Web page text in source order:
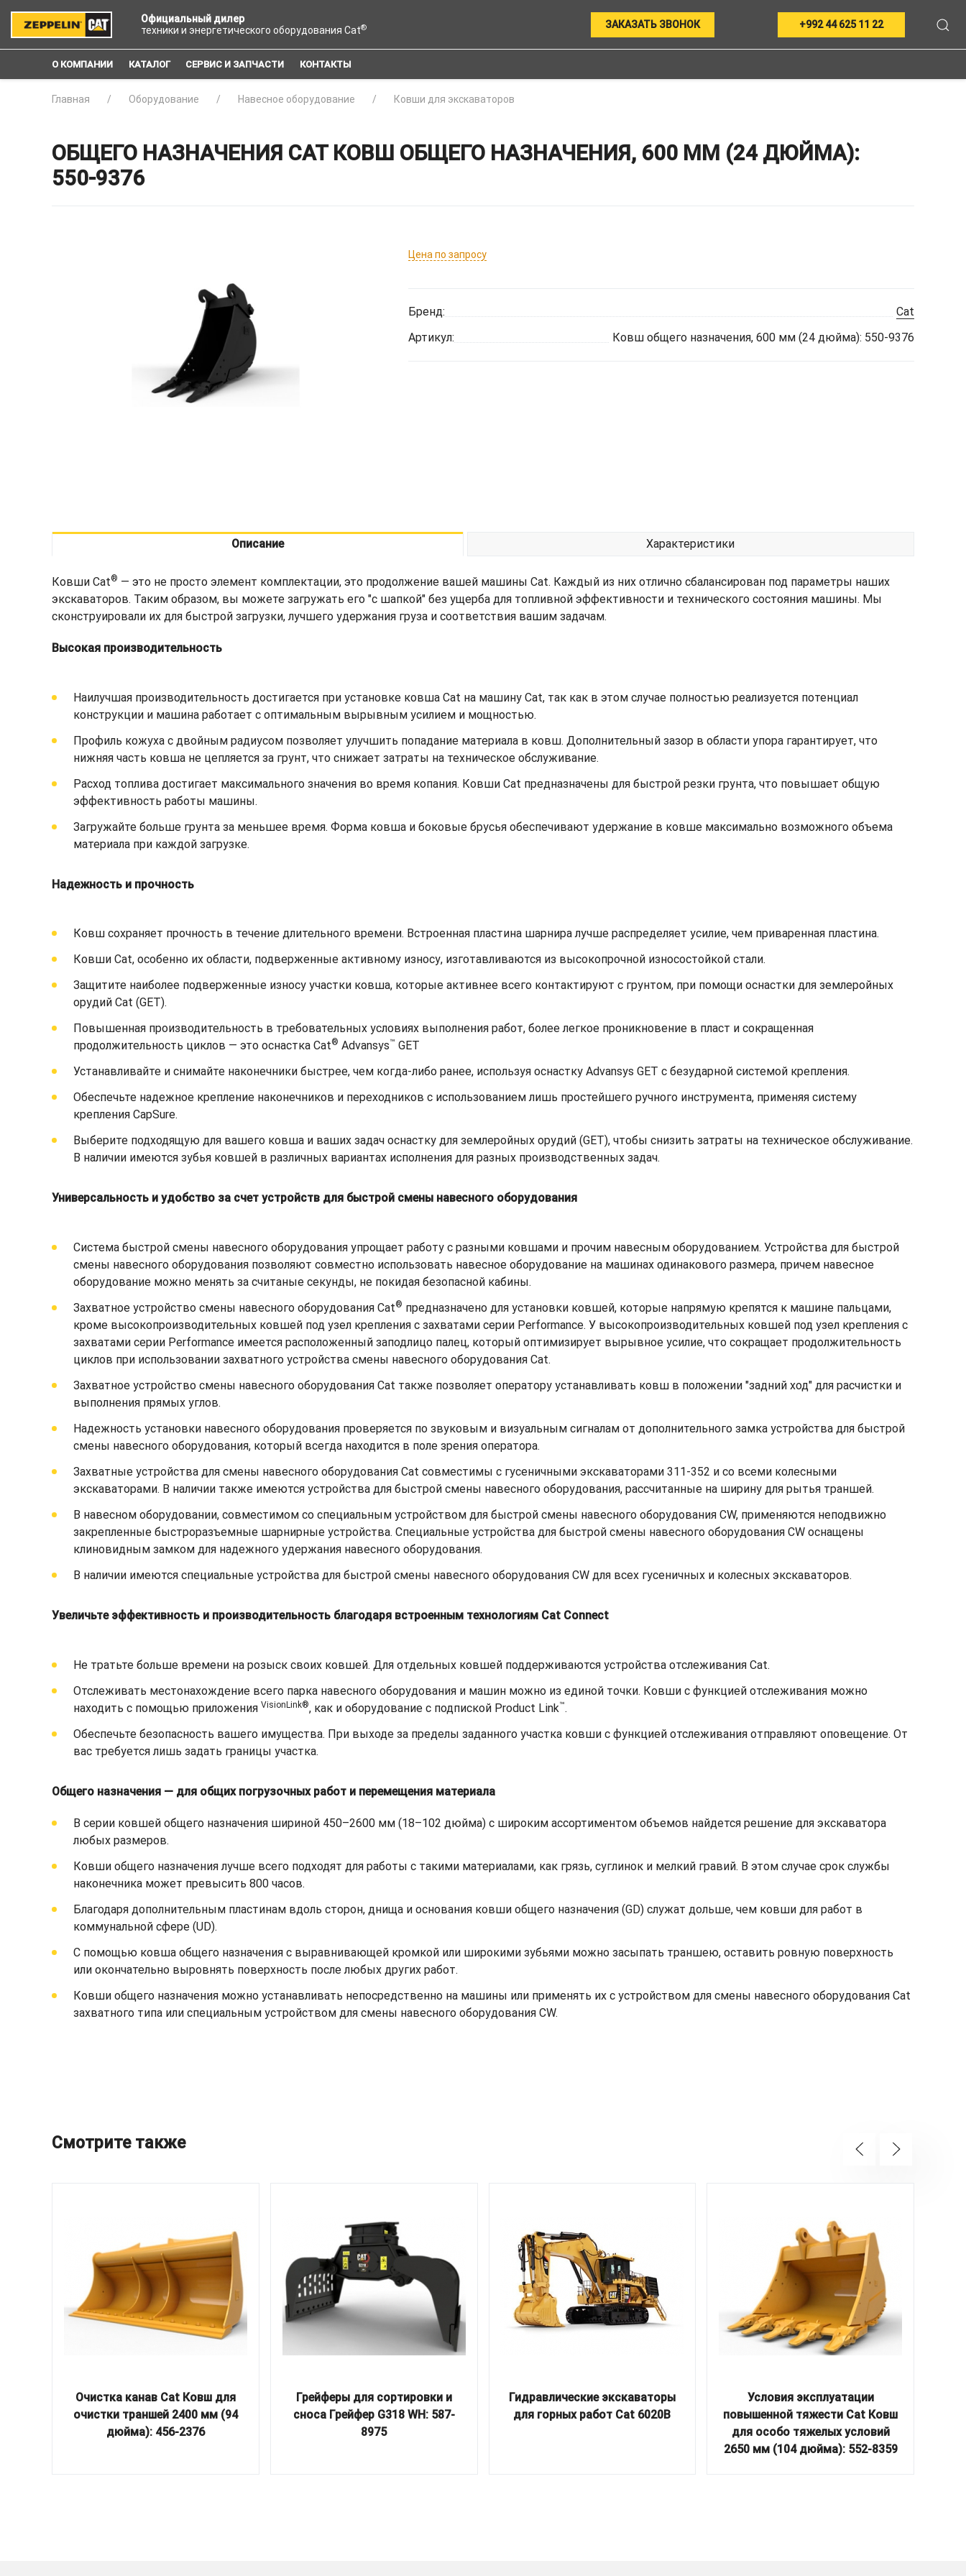
Официальный дилер
техники и энергетического оборудования Cat® ЗАКАЗАТЬ ЗВОНОК +992 44 625 11 22
О КОМПАНИИ КАТАЛОГ СЕРВИС И ЗАПЧАСТИ КОНТАКТЫ
Главная Оборудование Навесное оборудование Ковши для экскаваторов
ОБЩЕГО НАЗНАЧЕНИЯ CAT КОВШ ОБЩЕГО НАЗНАЧЕНИЯ, 600 ММ (24 ДЮЙМА):
550-9376
Цена по запросу
Бренд:
Cat
Артикул:
Ковш общего назначения, 600 мм (24 дюйма): 550-9376
Описание Характеристики
Ковши Cat® — это не просто элемент комплектации, это продолжение вашей машины Cat. Каждый из них отлично сбалансирован под параметры наших
экскаваторов. Таким образом, вы можете загружать его "с шапкой" без ущерба для топливной эффективности и технического состояния машины. Мы
сконструировали их для быстрой загрузки, лучшего удержания груза и соответствия вашим задачам.
Высокая производительность
Наилучшая производительность достигается при установке ковша Cat на машину Cat, так как в этом случае полностью реализуется потенциал
конструкции и машина работает с оптимальным вырывным усилием и мощностью.
Профиль кожуха с двойным радиусом позволяет улучшить попадание материала в ковш. Дополнительный зазор в области упора гарантирует, что
нижняя часть ковша не цепляется за грунт, что снижает затраты на техническое обслуживание.
Расход топлива достигает максимального значения во время копания. Ковши Cat предназначены для быстрой резки грунта, что повышает общую
эффективность работы машины.
Загружайте больше грунта за меньшее время. Форма ковша и боковые брусья обеспечивают удержание в ковше максимально возможного объема
материала при каждой загрузке.
Надежность и прочность
Ковш сохраняет прочность в течение длительного времени. Встроенная пластина шарнира лучше распределяет усилие, чем приваренная пластина.
Ковши Cat, особенно их области, подверженные активному износу, изготавливаются из высокопрочной износостойкой стали.
Защитите наиболее подверженные износу участки ковша, которые активнее всего контактируют с грунтом, при помощи оснастки для землеройных
орудий Cat (GET).
Повышенная производительность в требовательных условиях выполнения работ, более легкое проникновение в пласт и сокращенная
продолжительность циклов — это оснастка Cat® Advansys™ GET
Устанавливайте и снимайте наконечники быстрее, чем когда-либо ранее, используя оснастку Advansys GET с безударной системой крепления.
Обеспечьте надежное крепление наконечников и переходников с использованием лишь простейшего ручного инструмента, применяя систему
крепления CapSure.
Выберите подходящую для вашего ковша и ваших задач оснастку для землеройных орудий (GET), чтобы снизить затраты на техническое обслуживание.
В наличии имеются зубья ковшей в различных вариантах исполнения для разных производственных задач.
Универсальность и удобство за счет устройств для быстрой смены навесного оборудования
Система быстрой смены навесного оборудования упрощает работу с разными ковшами и прочим навесным оборудованием. Устройства для быстрой
смены навесного оборудования позволяют совместно использовать навесное оборудование на машинах одинакового размера, причем навесное
оборудование можно менять за считаные секунды, не покидая безопасной кабины.
Захватное устройство смены навесного оборудования Cat® предназначено для установки ковшей, которые напрямую крепятся к машине пальцами,
кроме высокопроизводительных ковшей под узел крепления с захватами серии Performance. У высокопроизводительных ковшей под узел крепления с
захватами серии Performance имеется расположенный заподлицо палец, который оптимизирует вырывное усилие, что сокращает продолжительность
циклов при использовании захватного устройства смены навесного оборудования Cat.
Захватное устройство смены навесного оборудования Cat также позволяет оператору устанавливать ковш в положении "задний ход" для расчистки и
выполнения прямых углов.
Надежность установки навесного оборудования проверяется по звуковым и визуальным сигналам от дополнительного замка устройства для быстрой
смены навесного оборудования, который всегда находится в поле зрения оператора.
Захватные устройства для смены навесного оборудования Cat совместимы с гусеничными экскаваторами 311-352 и со всеми колесными
экскаваторами. В наличии также имеются устройства для быстрой смены навесного оборудования, рассчитанные на ширину для рытья траншей.
В навесном оборудовании, совместимом со специальным устройством для быстрой смены навесного оборудования CW, применяются неподвижно
закрепленные быстроразъемные шарнирные устройства. Специальные устройства для быстрой смены навесного оборудования CW оснащены
клиновидным замком для надежного удержания навесного оборудования.
В наличии имеются специальные устройства для быстрой смены навесного оборудования CW для всех гусеничных и колесных экскаваторов.
Увеличьте эффективность и производительность благодаря встроенным технологиям Cat Connect
Не тратьте больше времени на розыск своих ковшей. Для отдельных ковшей поддерживаются устройства отслеживания Cat.
Отслеживать местонахождение всего парка навесного оборудования и машин можно из единой точки. Ковши с функцией отслеживания можно
находить с помощью приложения VisionLink®, как и оборудование с подпиской Product Link™.
Обеспечьте безопасность вашего имущества. При выходе за пределы заданного участка ковши с функцией отслеживания отправляют оповещение. От
вас требуется лишь задать границы участка.
Общего назначения — для общих погрузочных работ и перемещения материала
В серии ковшей общего назначения шириной 450–2600 мм (18–102 дюйма) с широким ассортиментом объемов найдется решение для экскаватора
любых размеров.
Ковши общего назначения лучше всего подходят для работы с такими материалами, как грязь, суглинок и мелкий гравий. В этом случае срок службы
наконечника может превысить 800 часов.
Благодаря дополнительным пластинам вдоль сторон, днища и основания ковши общего назначения (GD) служат дольше, чем ковши для работ в
коммунальной сфере (UD).
С помощью ковша общего назначения с выравнивающей кромкой или широкими зубьями можно засыпать траншею, оставить ровную поверхность
или окончательно выровнять поверхность после любых других работ.
Ковши общего назначения можно устанавливать непосредственно на машины или применять их с устройством для смены навесного оборудования Cat
захватного типа или специальным устройством для смены навесного оборудования CW.
Смотрите также
Очистка канав Cat Ковш для
очистки траншей 2400 мм (94
дюйма): 456-2376
Грейферы для сортировки и
сноса Грейфер G318 WH: 587-
8975
Гидравлические экскаваторы
для горных работ Cat 6020B
Условия эксплуатации
повышенной тяжести Cat Ковш
для особо тяжелых условий
2650 мм (104 дюйма): 552-8359